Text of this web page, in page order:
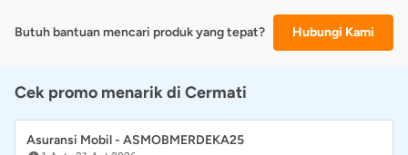
Butuh bantuan mencari produk yang tepat? Hubungi Kami
Cek promo menarik di Cermati
Asuransi Mobil - ASMOBMERDEKA25